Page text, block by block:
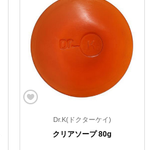
Dr.K(ドクターケイ)
クリアソープ 80g